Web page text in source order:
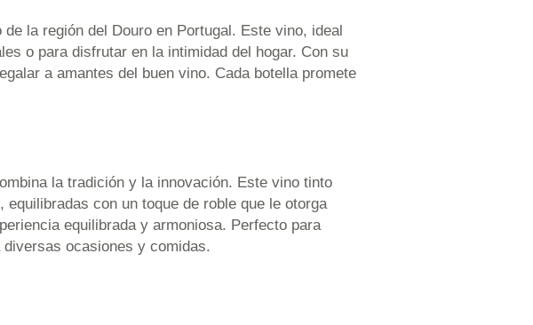
la región del Douro en Portugal. Este vino, ideal
o para disfrutar en la intimidad del hogar. Con su
a amantes del buen vino. Cada botella promete
la tradición y la innovación. Este vino tinto
con un toque de roble que le otorga
equilibrada y armoniosa. Perfecto para
ocasiones y comidas.